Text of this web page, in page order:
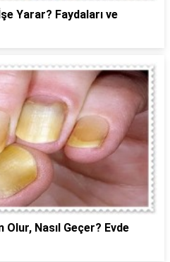
Yarar? Faydaları ve
Olur, Nasıl Geçer? Evde